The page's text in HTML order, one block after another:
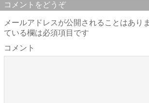
コメントをどうぞ
メールアドレスが公開されることはあり
ている欄は必須項目です
コメント